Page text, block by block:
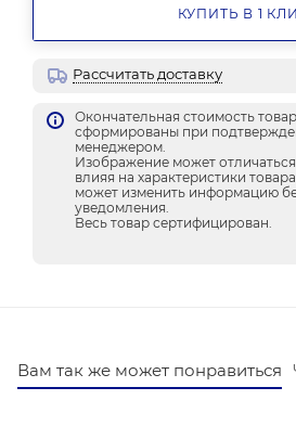
КУПИТЬ В 1
Рассчитать доставку
Окончательная стоимость
сформированы при
менеджером.
Изображение может
влияя на характеристики
может изменить информацию
уведомления.
Весь товар сертифицирован.
Вам так же может понравиться